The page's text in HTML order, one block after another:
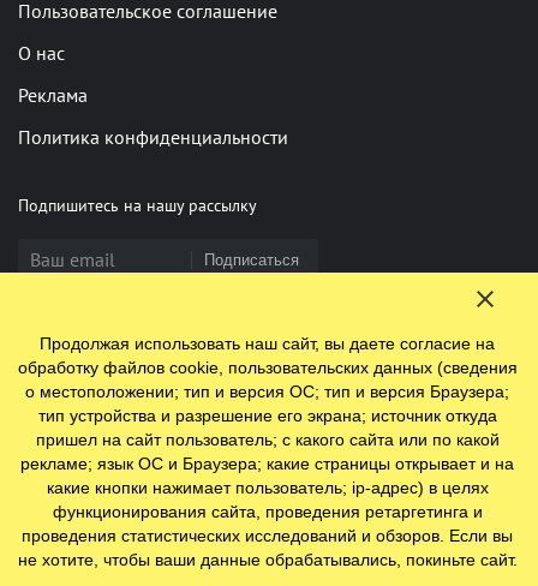
Пользовательское соглашение
О нас
Реклама
Политика конфиденциальности
Подпишитесь на нашу рассылку
Подписаться
Нашли опечатку? Выделите фрагмент и нажмите Ctrl+Enter
© 2009-2026 ООО "Ефинланд.ру". ОГРН 1197847110438.
Юр. адрес: 196084, г. Санкт-Петербург, ул. Цветочная, д. 16,
литер П, помещение 23
Продолжая использовать наш сайт, вы даете согласие на
обработку файлов cookie, пользовательских данных (сведения
о местоположении; тип и версия ОС; тип и версия Браузера;
тип устройства и разрешение его экрана; источник откуда
пришел на сайт пользователь; с какого сайта или по какой
рекламе; язык ОС и Браузера; какие страницы открывает и на
какие кнопки нажимает пользователь; ip-адрес) в целях
функционирования сайта, проведения ретаргетинга и
проведения статистических исследований и обзоров. Если вы
не хотите, чтобы ваши данные обрабатывались, покиньте сайт.